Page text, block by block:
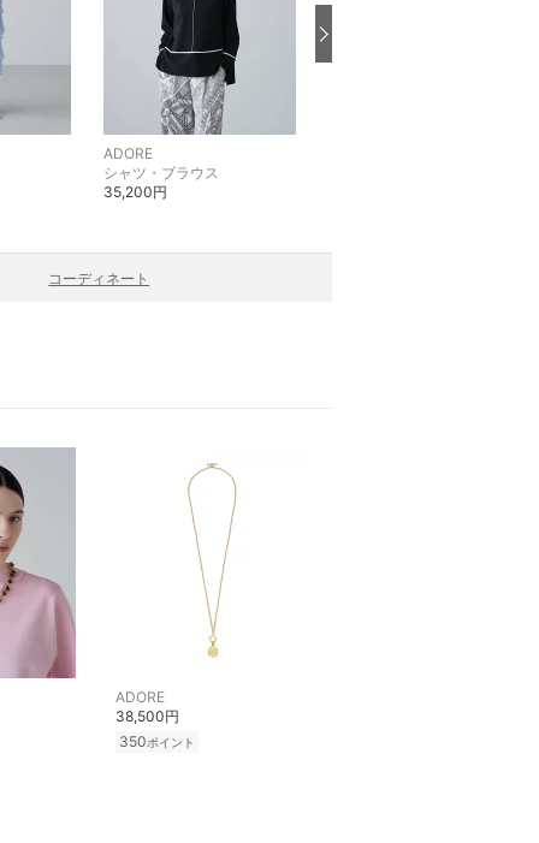
ADORE
シャツ・ブラウス
35,200円
コーディネート
ADORE
38,500円
350ポイント